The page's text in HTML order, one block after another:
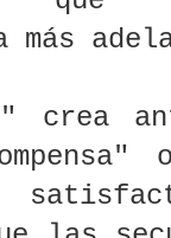
que
más
crea